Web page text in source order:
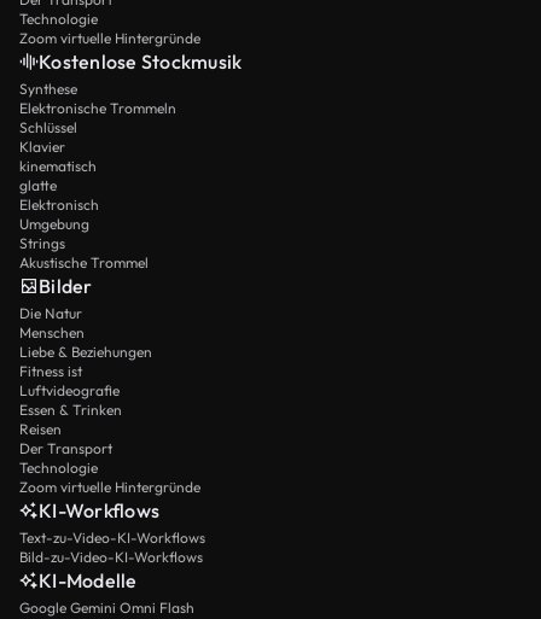
Technologie
Zoom virtuelle Hintergründe
Kostenlose Stockmusik
Synthese
Elektronische Trommeln
Schlüssel
Klavier
kinematisch
glatte
Elektronisch
Umgebung
Strings
Akustische Trommel
Bilder
Die Natur
Menschen
Liebe & Beziehungen
Fitness ist
Luftvideografie
Essen & Trinken
Reisen
Der Transport
Technologie
Zoom virtuelle Hintergründe
KI-Workflows
Text-zu-Video-KI-Workflows
Bild-zu-Video-KI-Workflows
KI-Modelle
Google Gemini Omni Flash